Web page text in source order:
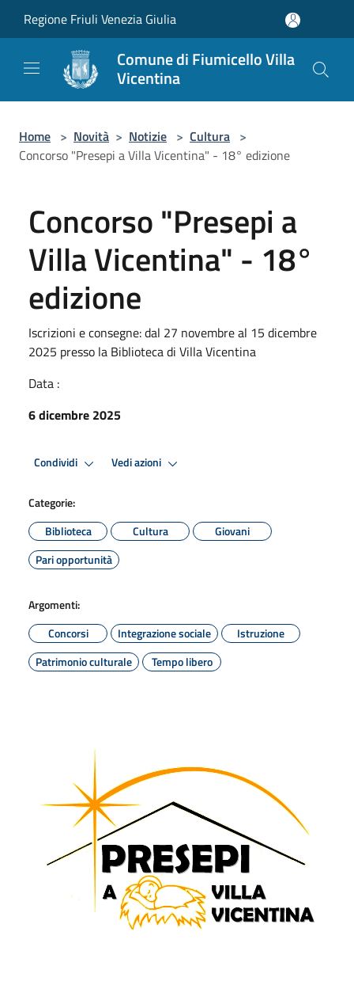
Regione Friuli Venezia Giulia
Comune di Fiumicello Villa
Vicentina
Home > Novità > Notizie > Cultura >
Concorso "Presepi a Villa Vicentina" - 18° edizione
Concorso "Presepi a
Villa Vicentina" - 18°
edizione
Iscrizioni e consegne: dal 27 novembre al 15 dicembre
2025 presso la Biblioteca di Villa Vicentina
Data :
6 dicembre 2025
Condividi Vedi azioni
Categorie:
Biblioteca
Cultura
Giovani
Pari opportunità
Argomenti:
Concorsi
Integrazione sociale
Istruzione
Patrimonio culturale
Tempo libero